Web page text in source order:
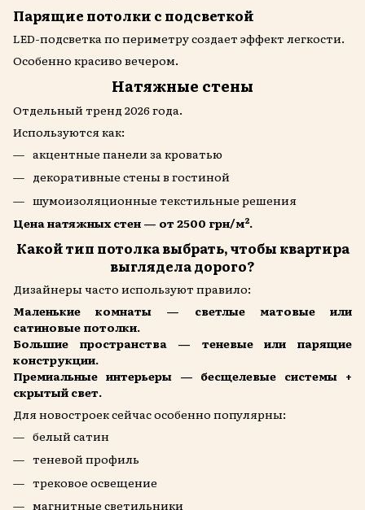
Парящие потолки с подсветкой
LED-подсветка по периметру создает эффект легкости.
Особенно красиво вечером.
Натяжные стены
Отдельный тренд 2026 года.
Используются как:
акцентные панели за кроватью
декоративные стены в гостиной
шумоизоляционные текстильные решения
Цена натяжных стен — от 2500 грн/м².
Какой тип потолка выбрать, чтобы квартира
выглядела дорого?
Дизайнеры часто используют правило:
Маленькие комнаты — светлые матовые или
сатиновые потолки.
Большие пространства — теневые или парящие
конструкции.
Премиальные интерьеры — бесщелевые системы +
скрытый свет.
Для новостроек сейчас особенно популярны:
белый сатин
теневой профиль
трековое освещение
магнитные светильники